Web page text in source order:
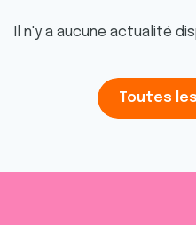
Il n'y a aucune actualité
Toutes